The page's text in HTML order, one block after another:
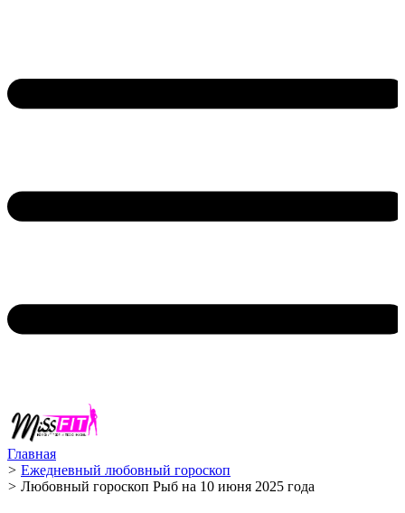
Главная
> Ежедневный любовный гороскоп
> Любовный гороскоп Рыб на 10 июня 2025 года